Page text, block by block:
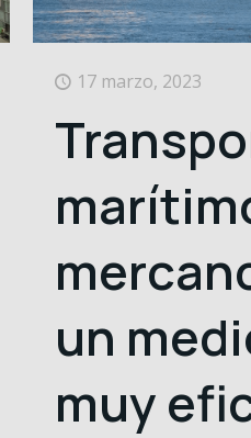
17 marzo, 2023
un
muy